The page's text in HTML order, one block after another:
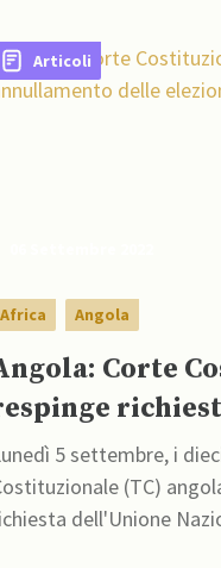
è dovuto a misure
non è ancora
Articoli
Africa Angola
Corte
elezioni
5 settembre, i
(TC)
dell'Unione